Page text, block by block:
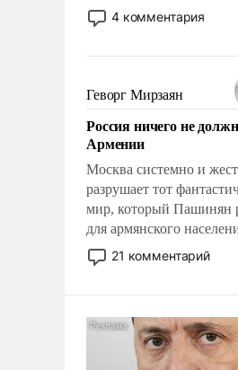
США потребуется более
лет. Даже небольшая
Сложившаяся ситуация
означает многолетний
уязвимости США,
перед Китаем.
4 комментария
Геворг Мирзаян
Россия ничего не
Армении
Москва системно и
разрушает тот
мир, который Пашинян
для армянского
Мир, где политические
прожекты будут
налогоплательщиков и
Еревану за свои
нужно отвечать.
21 комментарий